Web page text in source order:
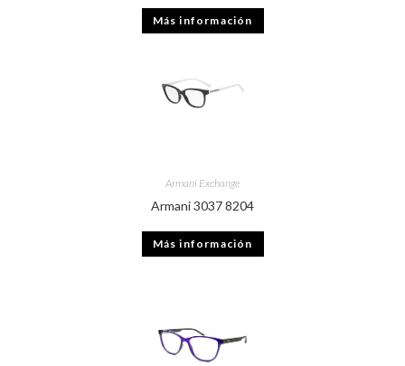
Más información
Armani Exchange
Armani 3037 8204
Más información